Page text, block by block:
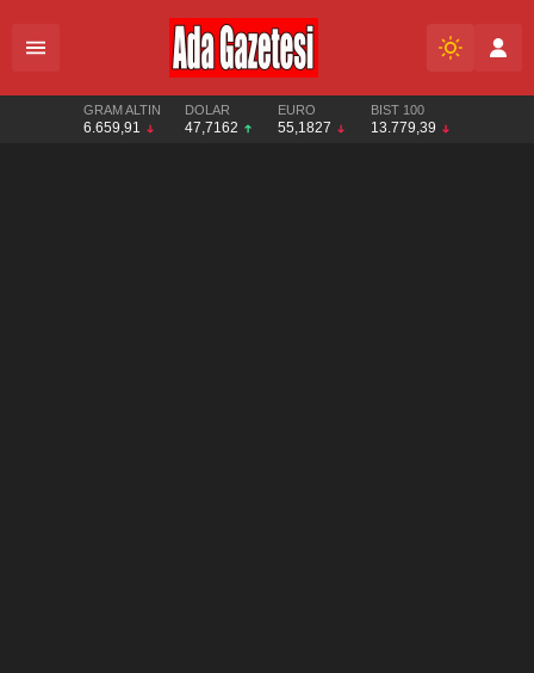
GRAM ALTIN
6.659,91
DOLAR
47,7162
EURO
55,1827
BIST 100
13.779,39